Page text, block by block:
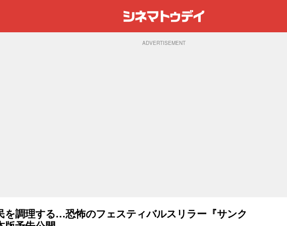
ADVERTISEMENT
を調理する…恐怖のフェスティバルスリラー『サンク